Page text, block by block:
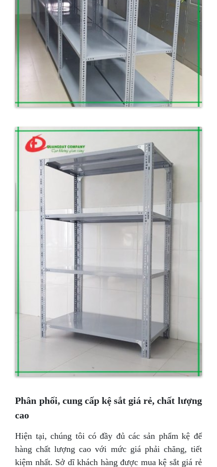
Phân phối, cung cấp kệ sắt giá rẻ, chất lượng
cao
Hiện tại, chúng tôi có đầy đủ các sản phẩm kệ để
hàng chất lượng cao với mức giá phải chăng, tiết
kiệm nhất. Sở dĩ khách hàng được mua kệ sắt giá rẻ